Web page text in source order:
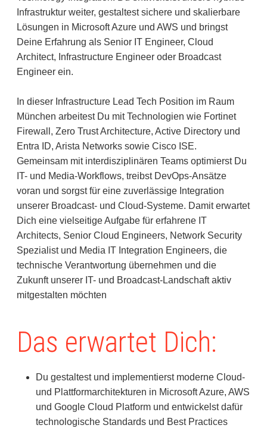
Infrastruktur weiter, gestaltest sichere und skalierbare
Lösungen in Microsoft Azure und AWS und bringst
Deine Erfahrung als Senior IT Engineer, Cloud
Architect, Infrastructure Engineer oder Broadcast
Engineer ein.
In dieser Infrastructure Lead Tech Position im Raum
München arbeitest Du mit Technologien wie Fortinet
Firewall, Zero Trust Architecture, Active Directory und
Entra ID, Arista Networks sowie Cisco ISE.
Gemeinsam mit interdisziplinären Teams optimierst Du
IT- und Media-Workflows, treibst DevOps-Ansätze
voran und sorgst für eine zuverlässige Integration
unserer Broadcast- und Cloud-Systeme. Damit erwartet
Dich eine vielseitige Aufgabe für erfahrene IT
Architects, Senior Cloud Engineers, Network Security
Spezialist und Media IT Integration Engineers, die
technische Verantwortung übernehmen und die
Zukunft unserer IT- und Broadcast-Landschaft aktiv
mitgestalten möchten
Das erwartet Dich:
Du gestaltest und implementierst moderne Cloud-
und Plattformarchitekturen in Microsoft Azure, AWS
und Google Cloud Platform und entwickelst dafür
technologische Standards und Best Practices